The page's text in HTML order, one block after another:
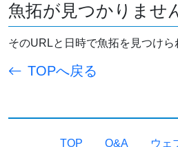
魚拓が見つかりませ
そのURLと日時で魚拓を見つけら
TOPへ戻る
TOP Q&A ウェ